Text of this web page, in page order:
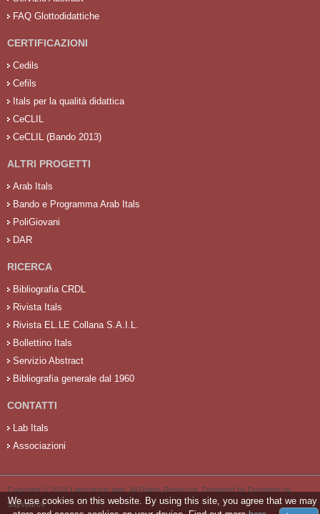
FAQ Glottodidattiche
CERTIFICAZIONI
Cedils
Cefils
Itals per la qualità didattica
CeCLIL
CeCLIL (Bando 2013)
ALTRI PROGETTI
Arab Itals
Bando e Programma Arab Itals
PoliGiovani
DAR
RICERCA
Bibliografia CRDL
Rivista Itals
Rivista EL.LE Collana S.A.I.L.
Bollettino Itals
Servizio Abstract
Bibliografia generale dal 1960
CONTATTI
Lab Itals
Associazioni
Copyright © 2014 Laboratorio Itals. All Rights Reserved. Designed by Designed by
Saysource.
We use cookies on this website. By using this site, you agree that we may